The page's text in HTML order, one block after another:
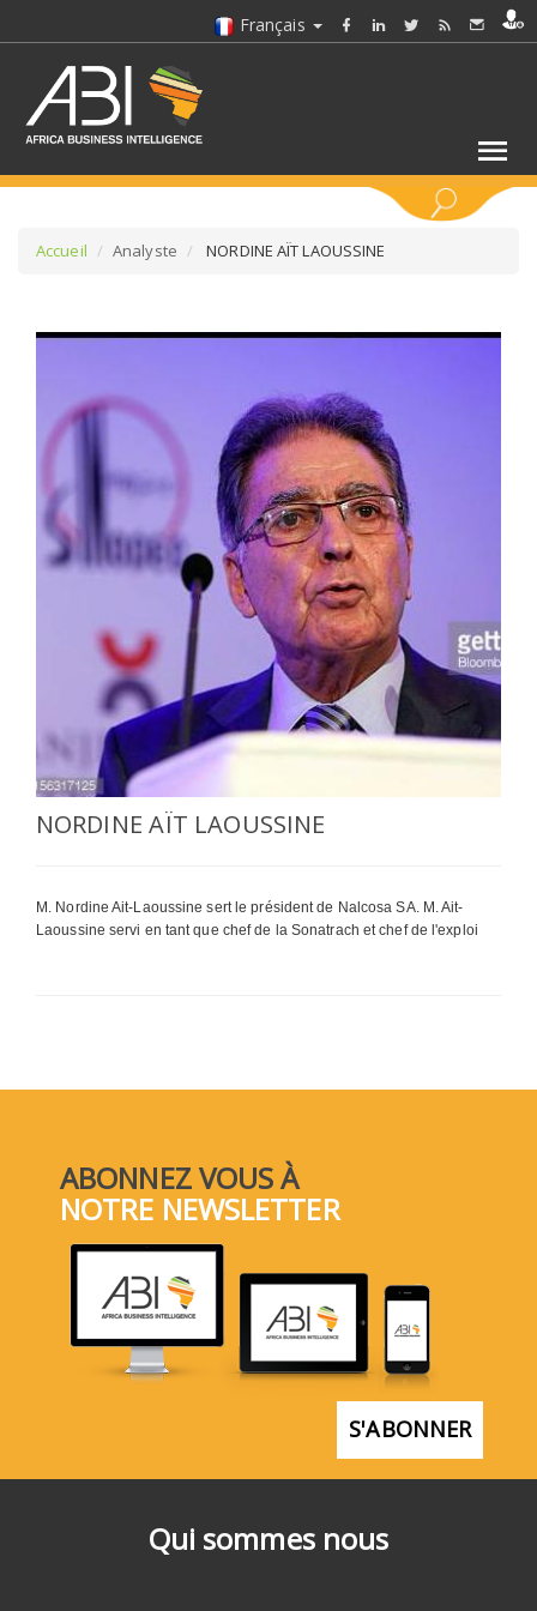
Français
SELECTIONNEZ UNE SECTION
SÉLECTIONNEZ UNE CATÉGORIE
SÉLECTIONNEZ UN/DES PAYS
Accueil Analyste NORDINE AÏT LAOUSSINE
NORDINE AÏT LAOUSSINE
M. Nordine Ait-Laoussine sert le président de Nalcosa SA. M. Ait-
Laoussine servi en tant que chef de la Sonatrach et chef de l'exploi
Qui sommes nous
ABONNEZ VOUS À
NOTRE NEWSLETTER
S'ABONNER